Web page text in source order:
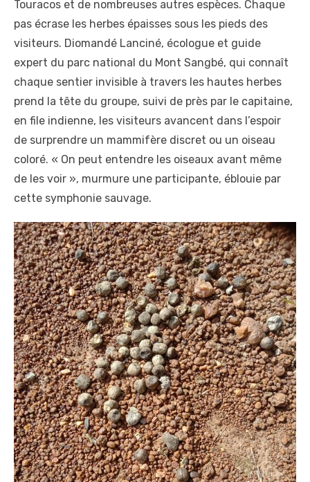
Touracos et de nombreuses autres espèces. Chaque
pas écrase les herbes épaisses sous les pieds des
visiteurs. Diomandé Lanciné, écologue et guide
expert du parc national du Mont Sangbé, qui connaît
chaque sentier invisible à travers les hautes herbes
prend la tête du groupe, suivi de près par le capitaine,
en file indienne, les visiteurs avancent dans l’espoir
de surprendre un mammifère discret ou un oiseau
coloré. « On peut entendre les oiseaux avant même
de les voir », murmure une participante, éblouie par
cette symphonie sauvage.